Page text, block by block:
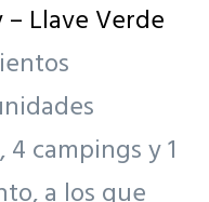
– Llave Verde
4 campings y 1